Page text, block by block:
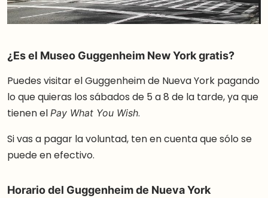
¿Es el Museo Guggenheim New York gratis?
Puedes visitar el Guggenheim de Nueva York pagando
lo que quieras los sábados de 5 a 8 de la tarde, ya que
tienen el Pay What You Wish.
Si vas a pagar la voluntad, ten en cuenta que sólo se
puede en efectivo.
Horario del Guggenheim de Nueva York